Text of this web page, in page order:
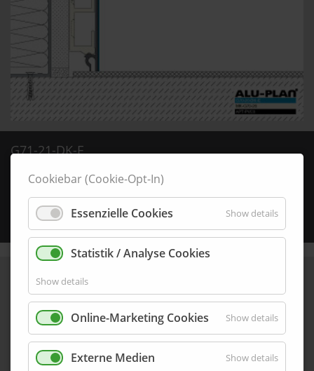
G71-21-DK-E
71,0 mm x 21,0 mm
Details
Cookiebar (Cookie-Opt-In)
Essenzielle Cookies Show details
Statistik / Analyse Cookies
Show details
Online-Marketing Cookies Show details
Externe Medien Show details